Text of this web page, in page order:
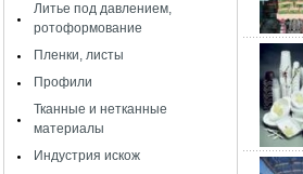
Литье под давлением,
ротоформование
Пленки, листы
Профили
Тканные и нетканные
материалы
Индустрия искож